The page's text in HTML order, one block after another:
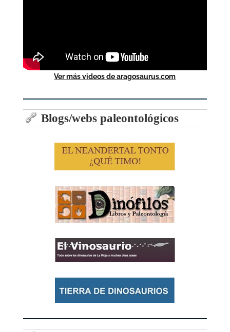
Ver más videos de aragosaurus.com
Blogs/webs paleontológicos